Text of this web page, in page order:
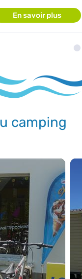
En savoir plus
camping